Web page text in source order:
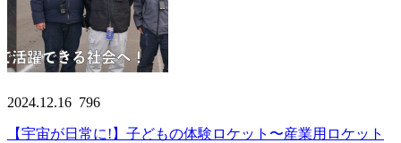
2024.12.16 796
【宇宙が日常に!】子どもの体験ロケット〜産業用ロケット